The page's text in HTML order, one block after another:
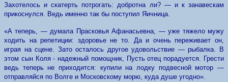
Захотелось и скатерть потрогать: добротна ли? — и к занавескам
прикоснулся. Ведь именно так бы поступил Яичница.
«А теперь, — думала Прасковья Афанасьевна, — уже тяжело мужу
ходить на репетиции: здоровье не то. Да и очень переживает он,
играя на сцене. Зато осталось другое удовольствие — рыбалка. В
этом сын Коля - надежный помощник, Пусть отец порадуется. Грести
ведь теперь не приходится: купили на лодку подвесной мотор —
отправляйся по Волге и Московскому морю, куда душе угодно».